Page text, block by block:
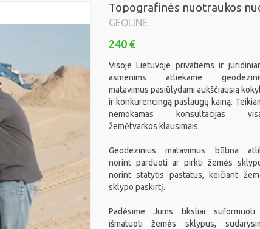
240 €
Topo
UAB
210
300 €/
Topografinės nuotraukos
GEOLINE
240 €
Visoje Lietuvoje privatiems ir
asmenims atliekame
matavimus pasiūlydami aukščiausią
ir konkurencingą paslaugų kainą.
nemokamas konsultacijas
žemėtvarkos klausimais.
Geodezinius matavimus būtina
norint parduoti ar pirkti žemės
norint statytis pastatus, keičiant
sklypo paskirtį.
Padėsime Jums tiksliai
išmatuoti žemės sklypus,